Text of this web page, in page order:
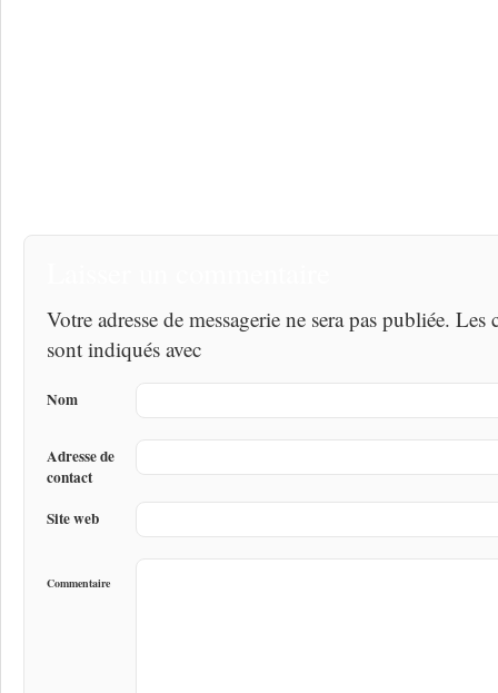
Votre adresse de messagerie ne sera pas publiée.
sont indiqués avec
Nom
Adresse de
contact
Site web
Commentaire